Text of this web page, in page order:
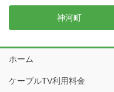
神河町
ホーム
ケーブルTV利用料金